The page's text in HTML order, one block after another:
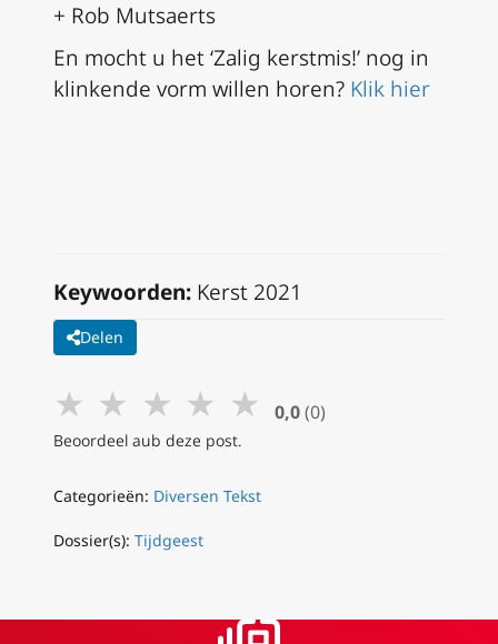
+ Rob Mutsaerts
En mocht u het ‘Zalig kerstmis!’ nog in
klinkende vorm willen horen? Klik hier
Keywoorden: Kerst 2021
Delen
★ ★ ★ ★ ★ 0,0 (0)
Beoordeel aub deze post.
Categorieën: Diversen Tekst
Dossier(s): Tijdgeest